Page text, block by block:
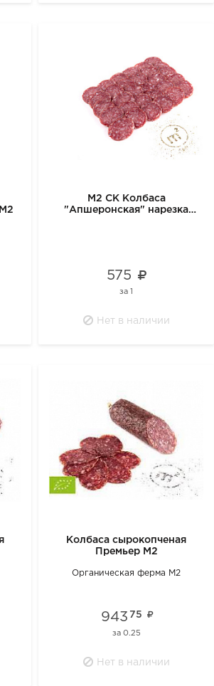
М2 СК Колбаса
"Апшеронская" нарезка
575
за1
Нет в наличии
Колбаса сырокопченая
Премьер М2
Органическая ферма М2
943 75
за 0.25
Нет в наличии